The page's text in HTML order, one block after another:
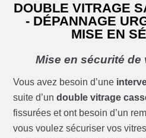
DOUBLE VITRAGE
- DÉPANNAGE
MISE EN
Mise en sécurité de
Vous avez besoin d’une
suite d’undouble vitrage
fissurées et ont besoin d’un
vous voulez sécuriser vos